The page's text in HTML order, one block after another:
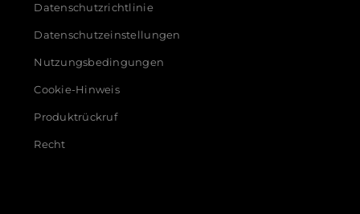
Datenschutzrichtlinie
Datenschutzeinstellungen
Nutzungsbedingungen
Cookie-Hinweis
Produktrückruf
Recht